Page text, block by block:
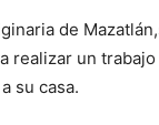
de
realizar un
su casa.